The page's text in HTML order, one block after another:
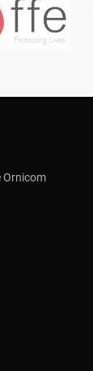
Ornicom